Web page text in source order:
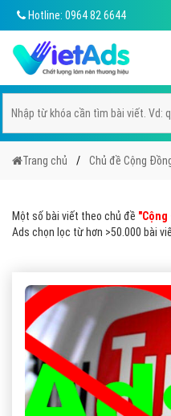
Hotline: 0964 82 6644
Trang chủ Chủ đề Cộng
Một số bài viết theo chủ đề "Cộng
Ads chọn lọc từ hơn >50.000 bài